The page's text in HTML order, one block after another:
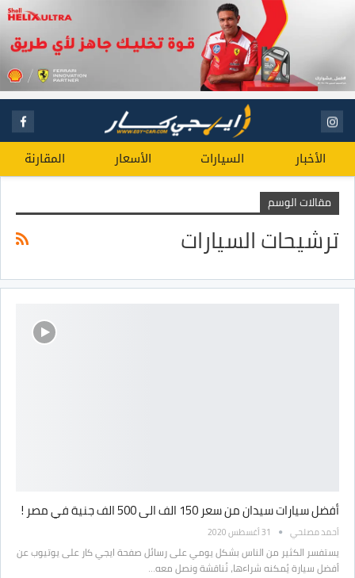
الأخبار السيارات الأسعار المقارنة
مقالات الوسم
ترشيحات السيارات
أفضل سيارات سيدان من سعر 150 الف الى 500 الف جنية في مصر !
أحمد مصلحي 31 أغسطس 2020
يستفسر الكثير من الناس بشكل يومي على رسائل صفحة ايجي كار على يوتيوب عن
أفضل سيارة يُمكنه شراءها، نُناقشة ونصل معه…